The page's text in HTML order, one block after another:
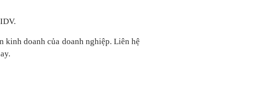
kinh doanh của doanh nghiệp. Liên hệ